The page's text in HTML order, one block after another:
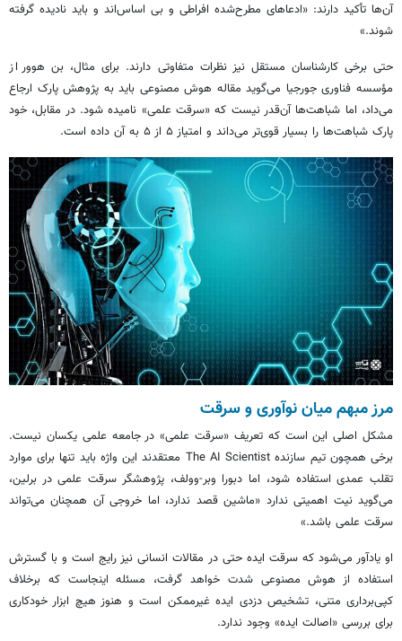
آن‌ها تأکید دارند: «ادعاهای مطرح‌شده افراطی و بی اساس‌اند و باید نادیده گرفته
شوند.»
حتی برخی کارشناسان مستقل نیز نظرات متفاوتی دارند. برای مثال، بن هووراز
مؤسسه فناوری جورجیا می‌گوید مقاله هوش مصنوعی باید به پژوهش پارک ارجاع
می‌داد، اما شباهت‌ها آن‌قدر نیست که «سرقت علمی» نامیده شود. در مقابل، خود
پارک شباهت‌ها را بسیار قوی‌تر می‌داند و امتیاز ۵ از ۵ به آن داده است.
مرز مبهم میان نوآوری و سرقت
مشکل اصلی این است که تعریف «سرقت علمی» در جامعه علمی یکسان نیست.
برخی همچون تیم سازنده The AI Scientist معتقدند این واژه باید تنها برای موارد
تقلب عمدی استفاده شود، اما دبورا وبر-وولف، پژوهشگر سرقت علمی در برلین،
می‌گوید نیت اهمیتی ندارد «ماشین قصد ندارد، اما خروجی آن همچنان می‌تواند
سرقت علمی باشد.»
او یادآور می‌شود که سرقت ایده حتی در مقالات انسانی نیز رایج است و با گسترش
استفاده از هوش مصنوعی شدت خواهد گرفت، مسئله اینجاست که برخلاف
کپی‌برداری متنی، تشخیص دزدی ایده غیرممکن است و هنوز هیچ ابزار خودکاری
برای بررسی «اصالت ایده» وجود ندارد.